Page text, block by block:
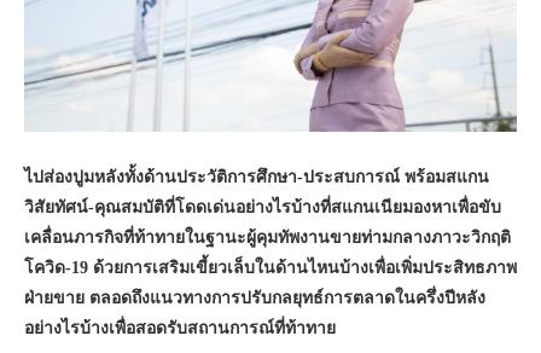
ไปส่องปูมหลังทั้งด้านประวัติการศึกษา-ประสบการณ์ พร้อมสแกน
วิสัยทัศน์-คุณสมบัติที่โดดเด่นอย่างไรบ้างที่สแกนเนียมองหาเพื่อขับ
เคลื่อนภารกิจที่ท้าทายในฐานะผู้คุมทัพงานขายท่ามกลางภาวะวิกฤติ
โควิด-19 ด้วยการเสริมเขี้ยวเล็บในด้านไหนบ้างเพื่อเพิ่มประสิทธภาพ
ฝ่ายขาย ตลอดถึงแนวทางการปรับกลยุทธ์การตลาดในครึ่งปีหลัง
อย่างไรบ้างเพื่อสอดรับสถานการณ์ที่ท้าทาย